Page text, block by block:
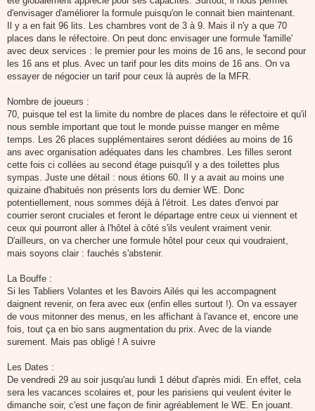
d'envisager d'améliorer la formule puisqu'on le connait bien maintenant.
Il y a en fait 96 lits. Les chambres vont de 3 à 9. Mais il n'y a que 70
places dans le réfectoire. On peut donc envisager une formule 'famille'
avec deux services : le premier pour les moins de 16 ans, le second pour
les 16 ans et plus. Avec un tarif pour les dits moins de 16 ans. On va
essayer de négocier un tarif pour ceux là auprès de la MFR.
Nombre de joueurs :
70, puisque tel est la limite du nombre de places dans le réfectoire et qu'il
nous semble important que tout le monde puisse manger en même
temps. Les 26 places supplémentaires seront dédiées au moins de 16
ans avec organisation adéquates dans les chambres. Les filles seront
cette fois ci collées au second étage puisqu'il y a des toilettes plus
sympas. Juste une détail : nous étions 60. Il y a avait au moins une
quizaine d'habitués non présents lors du dernier WE. Donc
potentiellement, nous sommes déjà à l'étroit. Les dates d'envoi par
courrier seront cruciales et feront le départage entre ceux ui viennent et
ceux qui pourront aller à l'hôtel à côté s'ils veulent vraiment venir.
D'ailleurs, on va chercher une formule hôtel pour ceux qui voudraient,
mais soyons clair : fauchés s'abstenir.
La Bouffe :
Si les Tabliers Volantes et les Bavoirs Ailés qui les accompagnent
daignent revenir, on fera avec eux (enfin elles surtout !). On va essayer
de vous mitonner des menus, en les affichant à l'avance et, encore une
fois, tout ça en bio sans augmentation du prix. Avec de la viande
surement. Mais pas obligé ! A suivre
Les Dates :
De vendredi 29 au soir jusqu'au lundi 1 début d'après midi. En effet, cela
sera les vacances scolaires et, pour les parisiens qui veulent éviter le
dimanche soir, c'est une façon de finir agréablement le WE. En jouant.